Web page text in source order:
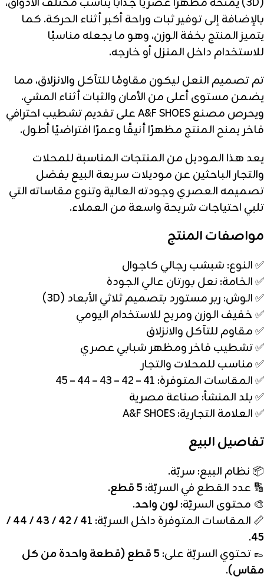
بالإضافة إلى توفير ثبات وراحة أكبر أثناء الحركة. كما
يتميز المنتج بخفة الوزن، وهو ما يجعله مناسبًا
للاستخدام داخل المنزل أو خارجه.
تم تصميم النعل ليكون مقاومًا للتآكل والانزلاق، مما
يضمن مستوى أعلى من الأمان والثبات أثناء المشي.
ويحرص مصنع A&F SHOES على تقديم تشطيب احترافي
فاخر يمنح المنتج مظهرًا أنيقًا وعمرًا افتراضيًا أطول.
يعد هذا الموديل من المنتجات المناسبة للمحلات
والتجار الباحثين عن موديلات سريعة البيع بفضل
تصميمه العصري وجودته العالية وتنوع مقاساته التي
تلبي احتياجات شريحة واسعة من العملاء.
مواصفات المنتج
✅ النوع: شبشب رجالي كاجوال
✅ الخامة: نعل بورتان عالي الجودة
✅ الوش: ربر مستورد بتصميم ثلاثي الأبعاد (3D)
✅ خفيف الوزن ومريح للاستخدام اليومي
✅ مقاوم للتآكل والانزلاق
✅ تشطيب فاخر ومظهر شبابي عصري
✅ مناسب للمحلات والتجار
✅ المقاسات المتوفرة: 41 – 42 – 43 – 44 – 45
✅ بلد المنشأ: صناعة مصرية
✅ العلامة التجارية: A&F SHOES
تفاصيل البيع
📦 نظام البيع: سريّة.
🔢 عدد القطع في السريّة:5 قطع
.
🎨 محتوى السريّة:لون واحد.
📏 المقاسات المتوفرة داخل السريّة:
41 / 42 / 43 / 44 /
45
.
👞 تحتوي السريّة على:
5 قطع (قطعة واحدة من كل
مقاس).